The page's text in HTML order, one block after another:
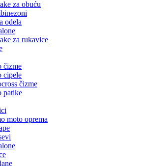
za obuću
odela
za rukavice
čizme
cipele
čizme
patike
moto oprema